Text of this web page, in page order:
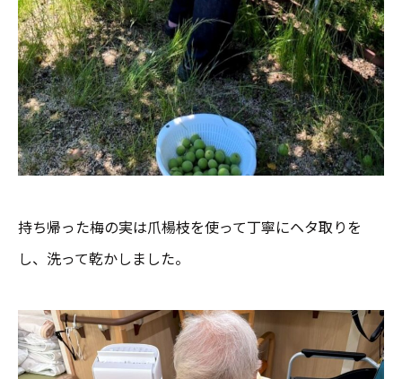
持ち帰った梅の実は爪楊枝を使って丁寧にヘタ取りを
し、洗って乾かしました。